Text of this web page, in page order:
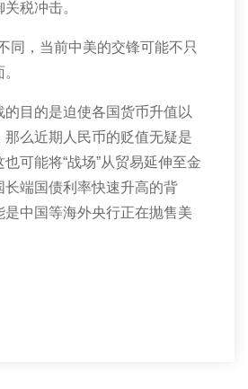
税冲击。
同，当前中美的交锋可能不只
的目的是迫使各国货币升值以
那么近期人民币的贬值无疑是
可能将“战场”从贸易延伸至金
长端国债利率快速升高的背
是中国等海外央行正在抛售美